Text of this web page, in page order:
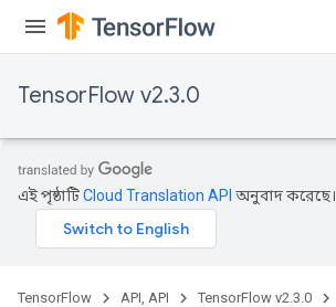
TensorFlow v2.3.0
এই পৃষ্ঠাটিCloud Translation API অনুবাদ করেছে।
TensorFlow API, API TensorFlow v2.3.0